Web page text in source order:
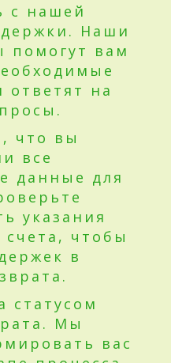
с нашей
Наши
помогут вам
ответят на
что вы
все
данные для
указания
счета, чтобы
в
статусом
Мы
вас